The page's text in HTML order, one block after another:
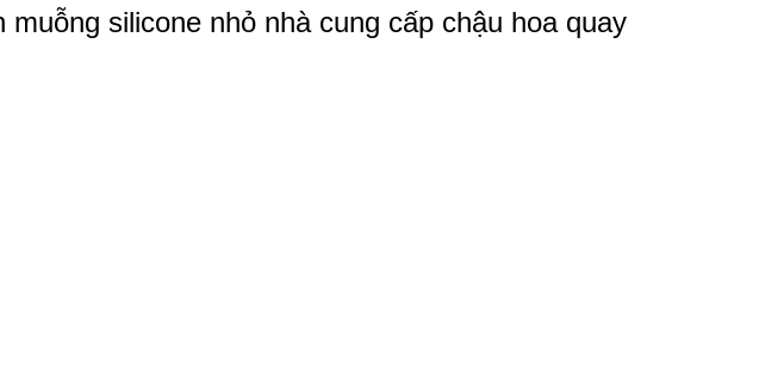
silicone nhỏ nhà cung cấp chậu hoa quay